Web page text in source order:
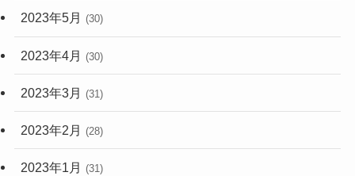
2023年5月 (30)
2023年4月 (30)
2023年3月 (31)
2023年2月 (28)
2023年1月 (31)